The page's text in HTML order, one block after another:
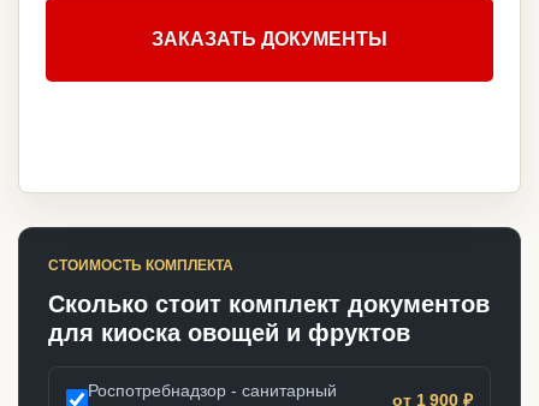
ЗАКАЗАТЬ ДОКУМЕНТЫ
СТОИМОСТЬ КОМПЛЕКТА
Сколько стоит комплект документов
для киоска овощей и фруктов
Роспотребнадзор - санитарный
от 1 900 ₽